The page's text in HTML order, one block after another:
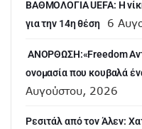
ΒΑΘΜΟΛΟΓΙΑ UEFA: Η
για την 14η θέση
6
ANOΡΘΩΣΗ:«Freedom
ονομασία που κουβαλά
Αυγούστου, 2026
Ρεσιτάλ από τον Άλεν: